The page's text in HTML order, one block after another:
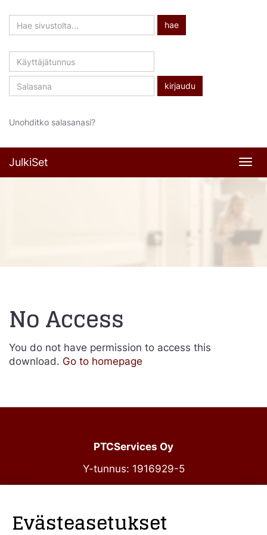
Hae
sivustolta
hae
Käyttäjätunnus
Salasana
Unohditko salasanasi?
JulkiSet
No Access
You do not have permission to access this
download. Go to homepage
PTCServices Oy
Y-tunnus: 1916929-5
julkiset@ptcs.fi
Evästeasetukset